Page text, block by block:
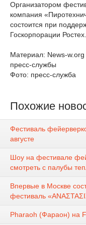
Организатором
компания
состоится при
Госкорпорации Ростех.
Материал: News-
пресс-службы
Фото: пресс-служба
Похожие
Фестиваль
августе
Шоу на фестивале
смотреть с палубы
Впервые в Москве
фестиваль
Pharaoh (Фараон) на